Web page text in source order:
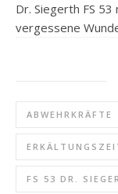
Dr. Siegerth FS
vergessene
ABWEHRKRÄFTE
FS 53 DR.